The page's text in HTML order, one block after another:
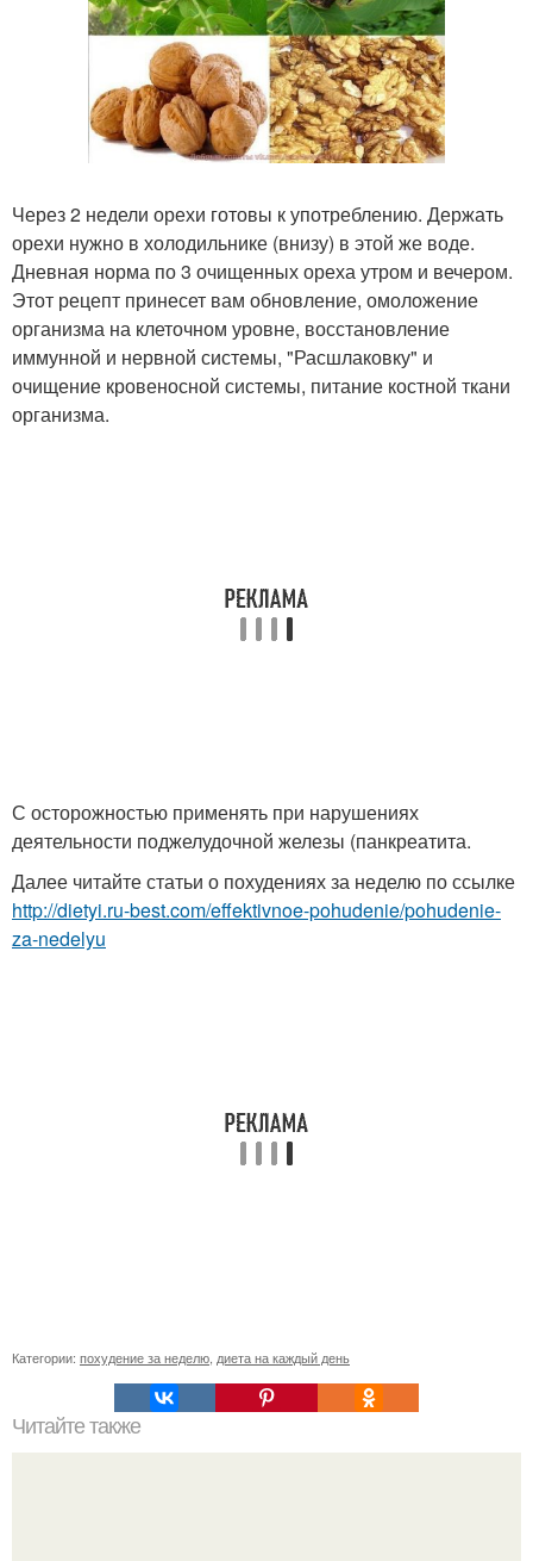
Через 2 недели орехи готовы к употреблению. Держать
орехи нужно в холодильнике (внизу) в этой же воде.
Дневная норма по 3 очищенных ореха утром и вечером.
Этот рецепт принесет вам обновление, омоложение
организма на клеточном уровне, восстановление
иммунной и нервной системы, "Расшлаковку" и
очищение кровеносной системы, питание костной ткани
организма.
С осторожностью применять при нарушениях
деятельности поджелудочной железы (панкреатита.
Далее читайте статьи о похудениях за неделю по ссылке
http://dietyi.ru-best.com/effektivnoe-pohudenie/pohudenie-
za-nedelyu
Категории: похудение за неделю диета на каждый день
Читайте также